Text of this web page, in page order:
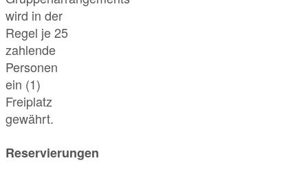
wird in der
Regel je 25
zahlende
Personen
ein (1)
Freiplatz
gewährt.
Reservierungen